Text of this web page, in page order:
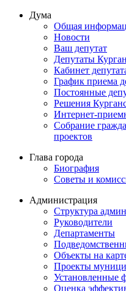
Дума
Общая
Новости
Ваш депутат
Депутаты
Кабинет
График приема
Постоянные
Решения
Интернет-
Собрание
проектов
Глава города
Биография
Советы и
Администрация
Структура
Руководители
Департаменты
Объекты на
Проекты
Установленные
Оценка